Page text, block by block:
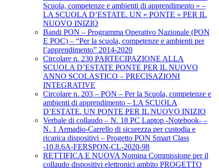
Scuola, competenze e ambienti di apprendimento » –
LA SCUOLA D’ESTATE. UN « PONTE » PER IL
NUOVO INIZIO
Bandi PON – Programma Operativo Nazionale (PON
E POC) – “Per la scuola, competenze e ambienti per
l’apprendimento” 2014-2020
Circolare n. 230 PARTECIPAZIONE ALLA
SCUOLA D’ESTATE PONTE PER IL NUOVO
ANNO SCOLASTICO – PRECISAZIONI
INTEGRATIVE
Circolare n. 203 – PON – Per la Scuola, competenze e
ambienti di apprendimento – LA SCUOLA
D’ESTATE. UN PONTE PER IL NUOVO INIZIO
Verbale di collaudo – N. 18 PC Laptop -Notebook- –
N. 1 Armadio-Carrello di sicurezza per custodia e
ricarica dispositivi – Progetto PON Smart Class
-10.8.6A-FERSPON-CL-2020-98
RETTIFICA E NUOVA Nomina Commissione per il
collaudo dispositivi elettronici ambito PROGETTO